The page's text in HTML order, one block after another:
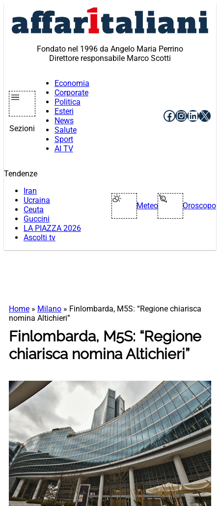
contenuto
Fondato nel 1996 da Angelo Maria Perrino
Direttore responsabile Marco Scotti
Sezioni
Economia
Corporate
Politica
Esteri
News
Salute
Sport
AI TV
Facebook
X
Tendenze
Iran
Ucraina
Ceuta
Guccini
LA PIAZZA 2026
Ascolti tv
Meteo Oroscopo
Home » Milano » Finlombarda, M5S: “Regione chiarisca
nomina Altichieri”
Finlombarda, M5S: “Regione
chiarisca nomina Altichieri”